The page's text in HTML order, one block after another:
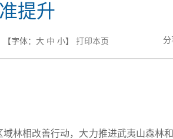
提升
【字体： 大 中 小】 打印本页 分
林相改善行动，大力推进武夷山森林